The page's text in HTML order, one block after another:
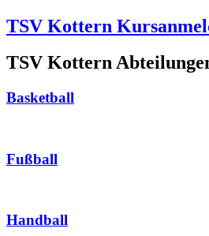
TSV Kottern
TSV Kottern
Basketball
Fußball
Handball